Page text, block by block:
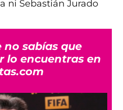
no sabías que
lo encuentras en